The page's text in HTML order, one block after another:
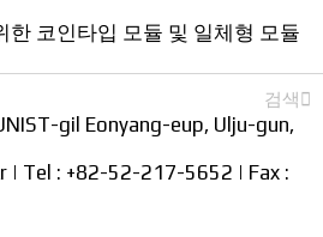
한 코인타입 모듈 및 일체형 모듈
검색
gil Eonyang-eup, Ulju-gun,
| Tel : +82-52-217-5652 | Fax :